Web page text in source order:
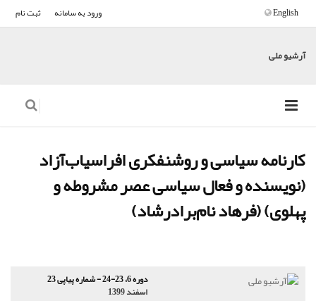
ورود به سامانه ثبت نام English
آرشیو ملی
کارنامه سیاسی و روشنفکری افراسیاب‌آزاد
(نویسنده و فعال سیاسی عصر مشروطه و
پهلوی) (فرهاد نام‌برادرشاد)
دوره 6، 23-24 - شماره پیاپی 23
اسفند 1399